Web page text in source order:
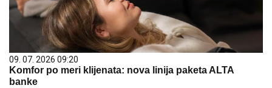
09. 07. 2026 09:20
Komfor po meri klijenata: nova linija paketa ALTA
banke